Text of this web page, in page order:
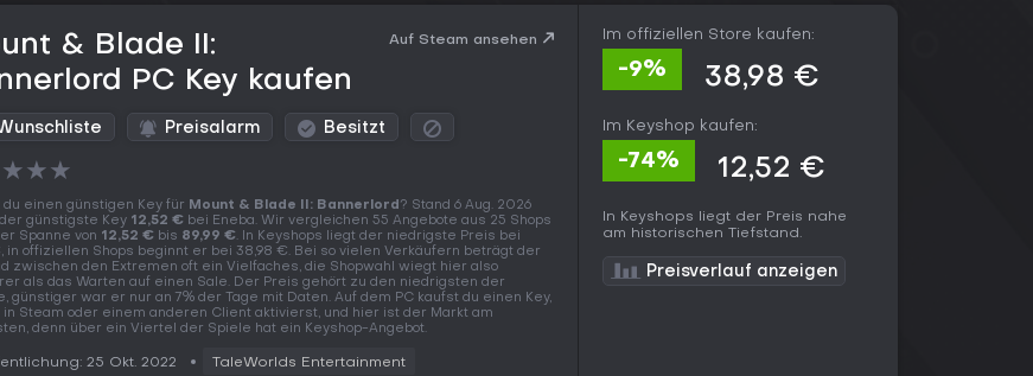
& Blade II:
PC Key kaufen
Auf Steam ansehen
Preisalarm Besitzt
★★★
du einen günstigen Key für Mount & Blade II: Bannerlord ? Stand 6 Aug. 2026
günstigste Key 12,52 € bei Eneba. Wir vergleichen 55 Angebote aus 25 Shops
Spanne von 12,52 € bis 89,99 €. In Keyshops liegt der niedrigste Preis bei
in offiziellen Shops beginnt er bei 38,98 €. Bei so vielen Verkäufern beträgt der
zwischen den Extremen oft ein Vielfaches, die Shopwahl wiegt hier also
als das Warten auf einen Sale. Der Preis gehört zu den niedrigsten der
günstiger war er nur an 7% der Tage mit Daten. Auf dem PC kaufst du einen Key,
in Steam oder einem anderen Client aktivierst, und hier ist der Markt am
denn über ein Viertel der Spiele hat ein Keyshop-Angebot.
25 Okt. 2022 TaleWorlds Entertainment
Im offiziellen Store kaufen:
-9% 38,98 €
Im Keyshop kaufen:
-74% 12,52 €
In Keyshops liegt der Preis nahe
am historischen Tiefstand.
Preisverlauf anzeigen